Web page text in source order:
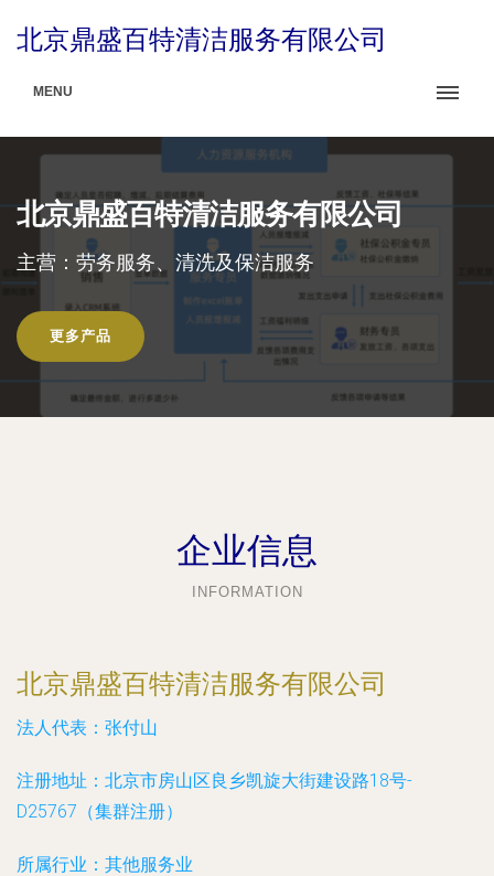
北京鼎盛百特清洁服务有限公司
MENU
北京鼎盛百特清洁服务有限公司
主营：劳务服务、清洗及保洁服务
更多产品
企业信息
INFORMATION
北京鼎盛百特清洁服务有限公司
法人代表： 张付山
注册地址： 北京市房山区良乡凯旋大街建设路18号-
D25767（集群注册）
所属行业： 其他服务业